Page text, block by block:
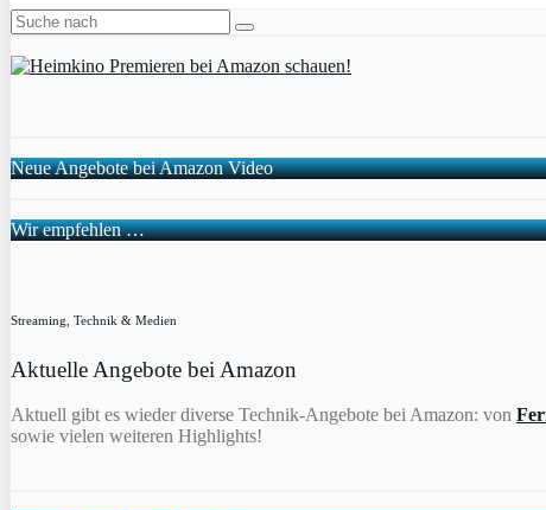
Neue Angebote bei Amazon Video
Wir empfehlen …
Streaming, Technik & Medien
Aktuelle Angebote bei Amazon
Aktuell gibt es wieder diverse Technik-Angebote bei Amazon: von
sowie vielen weiteren Highlights!